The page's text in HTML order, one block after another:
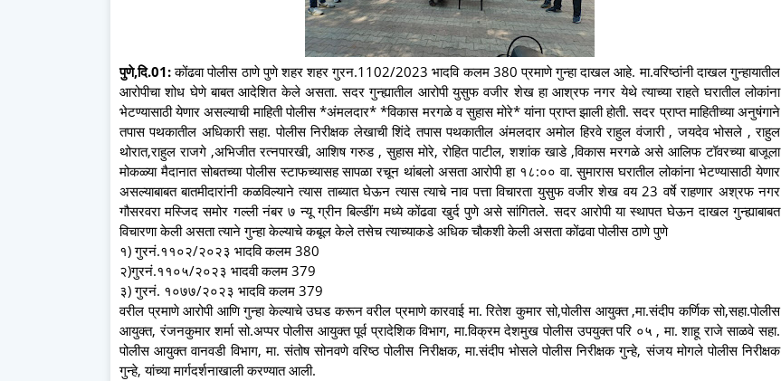
पुणे,दि.01:कोंढवा पोलीस ठाणे पुणे शहर शहर गुरन.1102/2023 भादवि कलम 380 प्रमाणे गुन्हा दाखल आहे. मा.वरिष्ठांनी दाखल गुन्हायातील
आरोपीचा शोध घेणे बाबत आदेशित केले असता. सदर गुन्ह्यातील आरोपी युसुफ वजीर शेख हा आश्रफ नगर येथे त्याच्या राहते घरातील लोकांना
भेटण्यासाठी येणार असल्याची माहिती पोलीस *अंमलदार* *विकास मरगळे व सुहास मोरे* यांना प्राप्त झाली होती. सदर प्राप्त माहितीच्या अनुषंगाने
तपास पथकातील अधिकारी सहा. पोलीस निरीक्षक लेखाची शिंदे तपास पथकातील अंमलदार अमोल हिरवे राहुल वंजारी , जयदेव भोसले , राहुल
थोरात,राहुल राजगे ,अभिजीत रत्नपारखी, आशिष गरुड , सुहास मोरे, रोहित पाटील, शशांक खाडे ,विकास मरगळे असे आलिफ टॉवरच्या बाजूला
मोकळ्या मैदानात सोबतच्या पोलीस स्टाफच्यासह सापळा रचून थांबलो असता आरोपी हा १८:०० वा. सुमारास घरातील लोकांना भेटण्यासाठी येणार
असल्याबाबत बातमीदारांनी कळविल्याने त्यास ताब्यात घेऊन त्यास त्याचे नाव पत्ता विचारता युसुफ वजीर शेख वय 23 वर्षे राहणार अश्रफ नगर
गौसरवरा मस्जिद समोर गल्ली नंबर ७ न्यू ग्रीन बिल्डींग मध्ये कोंढवा खुर्द पुणे असे सांगितले. सदर आरोपी या स्थापत घेऊन दाखल गुन्ह्याबाबत
विचारणा केली असता त्याने गुन्हा केल्याचे कबूल केले तसेच त्याच्याकडे अधिक चौकशी केली असता कोंढवा पोलीस ठाणे पुणे
१) गुरनं.११०२/२०२३ भादवि कलम 380
२)गुरनं.११०५/२०२३ भादवी कलम 379
३) गुरनं. १०७७/२०२३ भादवि कलम 379
वरील प्रमाणे आरोपी आणि गुन्हा केल्याचे उघड करून वरील प्रमाणे कारवाई मा. रितेश कुमार सो,पोलीस आयुक्त ,मा.संदीप कर्णिक सो,सहा.पोलीस
आयुक्त, रंजनकुमार शर्मा सो.अप्पर पोलीस आयुक्त पूर्व प्रादेशिक विभाग, मा.विक्रम देशमुख पोलीस उपयुक्त परि ०५ , मा. शाहू राजे साळवे सहा.
पोलीस आयुक्त वानवडी विभाग, मा. संतोष सोनवणे वरिष्ठ पोलीस निरीक्षक, मा.संदीप भोसले पोलीस निरीक्षक गुन्हे, संजय मोगले पोलीस निरीक्षक
गुन्हे, यांच्या मार्गदर्शनाखाली करण्यात आली.